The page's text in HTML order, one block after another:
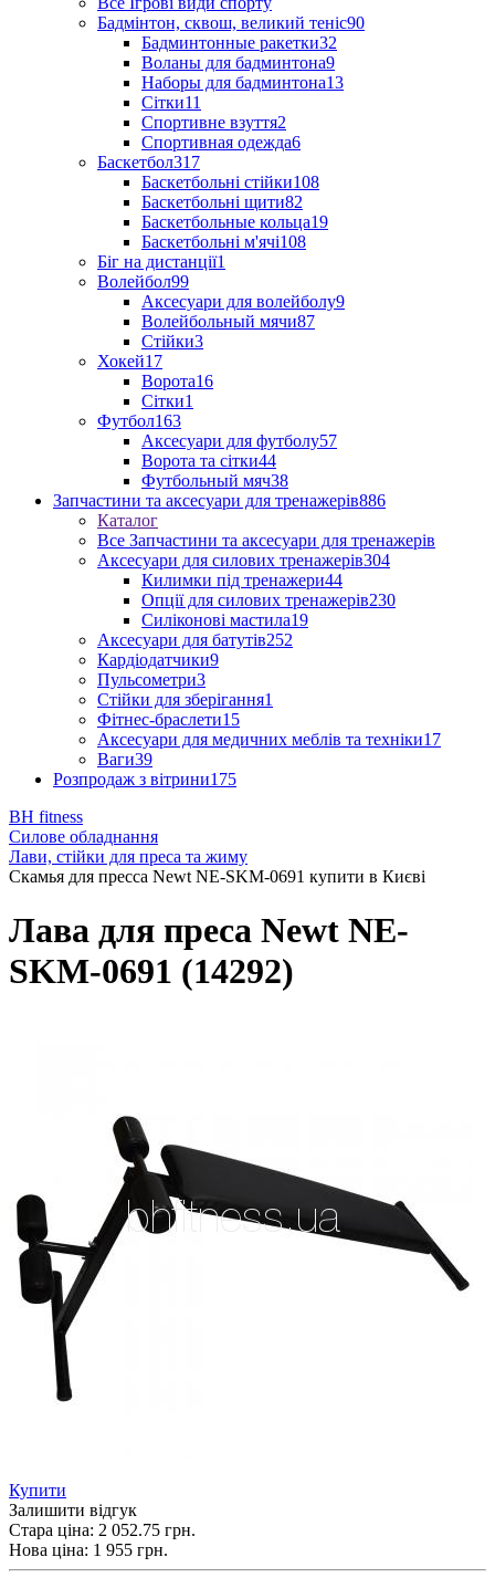
Бадмінтон, сквош, великий теніс90
Бадминтонные ракетки32
Воланы для бадминтона9
Наборы для бадминтона13
Сітки11
Спортивне взуття2
Спортивная одежда6
Баскетбол317
Баскетбольні стійки108
Баскетбольні щити82
Баскетбольные кольца19
Баскетбольні м'ячі108
Біг на дистанції1
Волейбол99
Аксесуари для волейболу9
Волейбольный мячи87
Стійки3
Хокей17
Ворота16
Сітки1
Футбол163
Аксесуари для футболу57
Ворота та сітки44
Футбольный мяч38
Запчастини та аксесуари для тренажерів886
Каталог
Все Запчастини та аксесуари для тренажерів
Аксесуари для силових тренажерів304
Килимки під тренажери44
Опції для силових тренажерів230
Силіконові мастила19
Аксесуари для батутів252
Кардіодатчики9
Пульсометри3
Стійки для зберігання1
Фітнес-браслети15
Аксесуари для медичних меблів та техніки17
Ваги39
Розпродаж з вітрини175
BH fitness
Силове обладнання
Лави, стійки для преса та жиму
Скамья для пресса Newt NE-SKM-0691 купити в Києві
Лава для преса Newt NE-
SKM-0691 (14292)
Купити
Залишити відгук
Стара ціна: 2 052.75 грн.
Нова ціна: 1 955 грн.